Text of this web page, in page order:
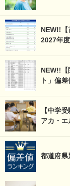
NEW!!【
2027年
NEW!!【
ト」偏
【中学
アカ・
都道府県